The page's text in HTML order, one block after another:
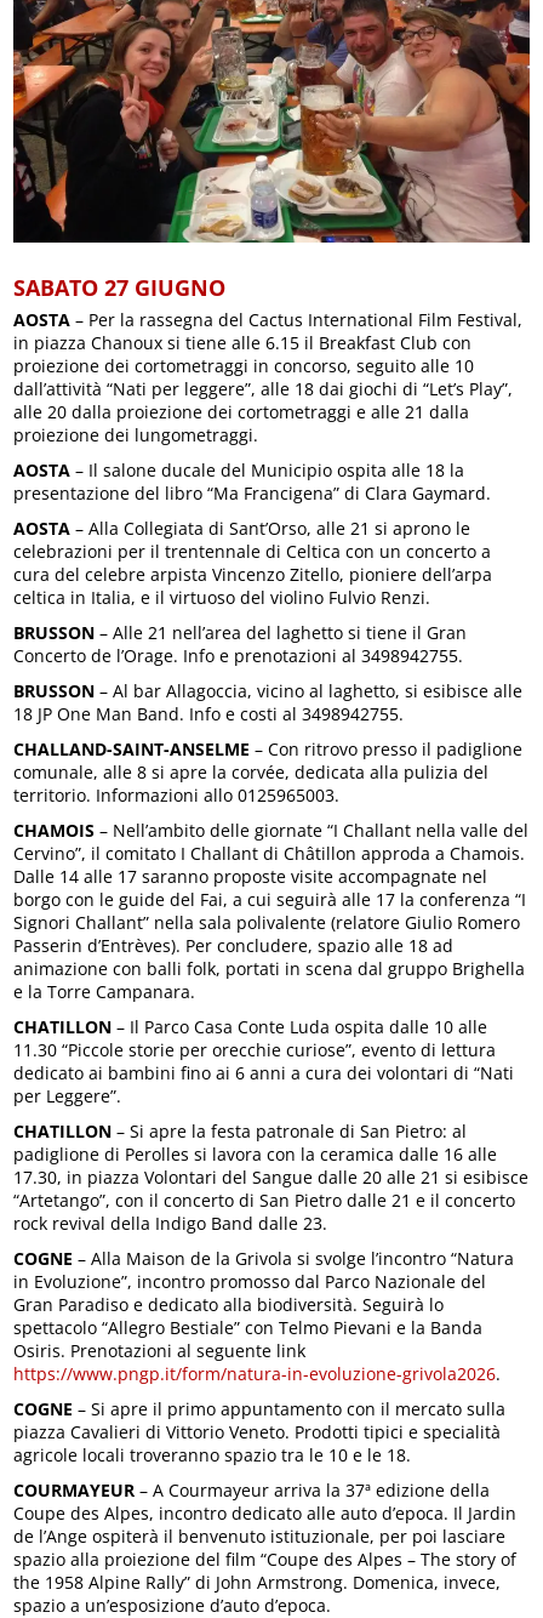
SABATO 27 GIUGNO
AOSTA – Per la rassegna del Cactus International Film Festival,
in piazza Chanoux si tiene alle 6.15 il Breakfast Club con
proiezione dei cortometraggi in concorso, seguito alle 10
dall’attività “Nati per leggere”, alle 18 dai giochi di “Let’s Play”,
alle 20 dalla proiezione dei cortometraggi e alle 21 dalla
proiezione dei lungometraggi.
AOSTA – Il salone ducale del Municipio ospita alle 18 la
presentazione del libro “Ma Francigena” di Clara Gaymard.
AOSTA – Alla Collegiata di Sant’Orso, alle 21 si aprono le
celebrazioni per il trentennale di Celtica con un concerto a
cura del celebre arpista Vincenzo Zitello, pioniere dell’arpa
celtica in Italia, e il virtuoso del violino Fulvio Renzi.
BRUSSON – Alle 21 nell’area del laghetto si tiene il Gran
Concerto de l’Orage. Info e prenotazioni al 3498942755.
BRUSSON – Al bar Allagoccia, vicino al laghetto, si esibisce alle
18 JP One Man Band. Info e costi al 3498942755.
CHALLAND-SAINT-ANSELME – Con ritrovo presso il padiglione
comunale, alle 8 si apre la corvée, dedicata alla pulizia del
territorio. Informazioni allo 0125965003.
CHAMOIS – Nell’ambito delle giornate “I Challant nella valle del
Cervino”, il comitato I Challant di Châtillon approda a Chamois.
Dalle 14 alle 17 saranno proposte visite accompagnate nel
borgo con le guide del Fai, a cui seguirà alle 17 la conferenza “I
Signori Challant” nella sala polivalente (relatore Giulio Romero
Passerin d’Entrèves). Per concludere, spazio alle 18 ad
animazione con balli folk, portati in scena dal gruppo Brighella
e la Torre Campanara.
CHATILLON – Il Parco Casa Conte Luda ospita dalle 10 alle
11.30 “Piccole storie per orecchie curiose”, evento di lettura
dedicato ai bambini fino ai 6 anni a cura dei volontari di “Nati
per Leggere”.
CHATILLON – Si apre la festa patronale di San Pietro: al
padiglione di Perolles si lavora con la ceramica dalle 16 alle
17.30, in piazza Volontari del Sangue dalle 20 alle 21 si esibisce
“Artetango”, con il concerto di San Pietro dalle 21 e il concerto
rock revival della Indigo Band dalle 23.
COGNE – Alla Maison de la Grivola si svolge l’incontro “Natura
in Evoluzione”, incontro promosso dal Parco Nazionale del
Gran Paradiso e dedicato alla biodiversità. Seguirà lo
spettacolo “Allegro Bestiale” con Telmo Pievani e la Banda
Osiris. Prenotazioni al seguente link
https://www.pngp.it/form/natura-in-evoluzione-grivola2026.
COGNE – Si apre il primo appuntamento con il mercato sulla
piazza Cavalieri di Vittorio Veneto. Prodotti tipici e specialità
agricole locali troveranno spazio tra le 10 e le 18.
COURMAYEUR – A Courmayeur arriva la 37ª edizione della
Coupe des Alpes, incontro dedicato alle auto d’epoca. Il Jardin
de l’Ange ospiterà il benvenuto istituzionale, per poi lasciare
spazio alla proiezione del film “Coupe des Alpes – The story of
the 1958 Alpine Rally” di John Armstrong. Domenica, invece,
spazio a un’esposizione d’auto d’epoca.